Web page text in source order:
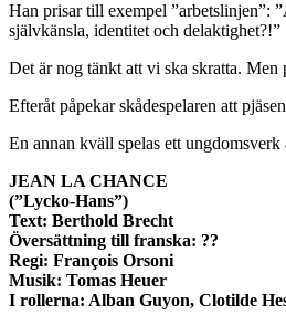
Han prisar till exempel ”arbetslinjen”:
självkänsla, identitet och delaktighet?!”
Det är nog tänkt att vi ska skratta.
Efteråt påpekar skådespelaren att
En annan kväll spelas ett
JEAN LA CHANCE
(”Lycko-Hans”)
Text: Berthold Brecht
Översättning till franska: ??
Regi: François Orsoni
Musik: Tomas Heuer
I rollerna: Alban Guyon, Clotilde